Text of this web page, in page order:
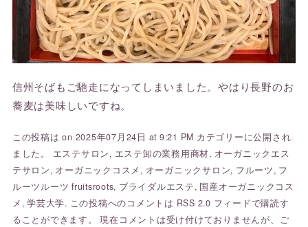
信州そばもご馳走になってしまいました。やはり長野のお
蕎麦は美味しいですね。
この投稿は on 2025年07月24日 at 9:21 PM カテゴリーに公開され
ました。 エステサロン, エステ卸の業務用商材, オーガニックエス
テサロン, オーガニックコスメ , オーガニックサロン, フルーツ, フ
ルーツルーツ fruitsroots, ブライダルエステ, 国産オーガニックコス
メ ,学芸大学. この投稿へのコメントは RSS 2.0 フィードで購読す
ることができます。 現在コメントは受け付けておりませんが、ご